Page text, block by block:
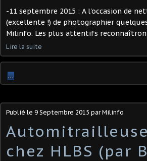
-11 septembre 2015 : A l'occasion de
(excellente !) de photographier
Milinfo. Les plus attentifs reconnaîtront
Lire la suite
…
Publié le 9 Septembre 2015 par Milinfo
chez HLBS (par